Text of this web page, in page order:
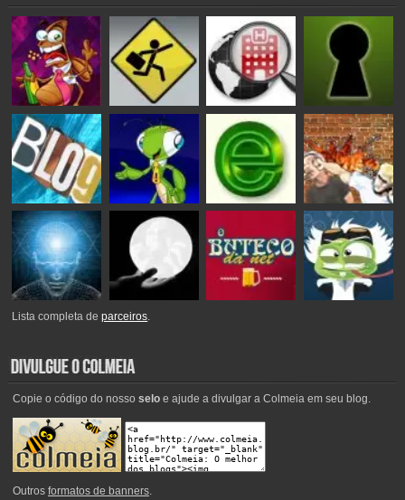
Lista completa deparceiros.
Copie o código do nosso seloe ajude a divulgar a Colmeia em seu blog.
Outros formatos de banners.